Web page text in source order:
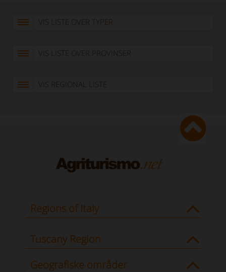
VIS LISTE OVER TYPER
VIS LISTE OVER PROVINSER
VIS REGIONAL LISTE
Regions of Italy
Tuscany Region
Geografiske områder